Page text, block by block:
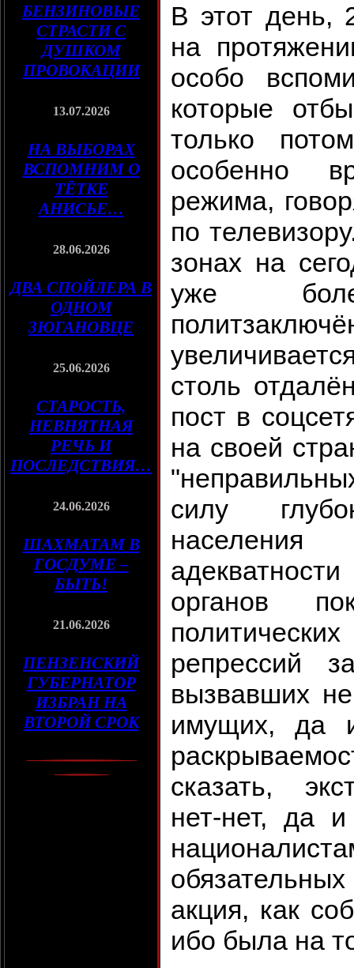
БЕНЗИНОВЫЕ
СТРАСТИ С
ДУШКОМ
ПРОВОКАЦИИ
13.07.2026
НА ВЫБОРАХ
ВСПОМНИМ О
ТЁТКЕ
АНИСЬЕ…
28.06.2026
ДВА СПОЙЛЕРА В
ОДНОМ
ЗЮГАНОВЦЕ
25.06.2026
СТАРОСТЬ,
НЕВНЯТНАЯ
РЕЧЬ И
ПОСЛЕДСТВИЯ…
24.06.2026
ШАХМАТАМ В
ГОСДУМЕ –
БЫТЬ!
21.06.2026
ПЕНЗЕНСКИЙ
ГУБЕРНАТОР
ИЗБРАН НА
ВТОРОЙ СРОК
В этот день,
на
особо
которые
только
особенно
режима,
по
зонах на
уже
столь
пост в
на своей
силу
органов
репрессий
вызвавших
имущих, да
сказать,
нет-нет, да
акция, как
ибо была на